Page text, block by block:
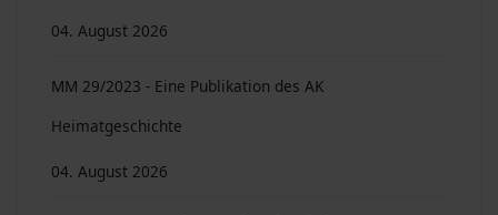
04. August 2026
MM 29/2023 - Eine Publikation des AK
Heimatgeschichte
04. August 2026